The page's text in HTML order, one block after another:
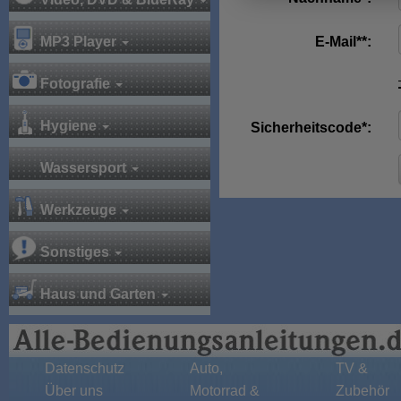
MP3 Player
Fotografie
Hygiene
Wassersport
Werkzeuge
Sonstiges
Haus und Garten
E-Mail**:
Sicherheitscode*:
Datenschutz
Über uns
Auto,
Motorrad &
TV &
Zubehör